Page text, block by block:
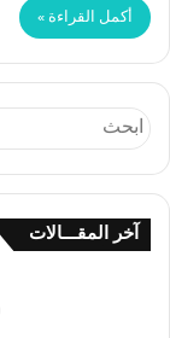
أكمل القراءة »
البحث
آخر المقـــالات